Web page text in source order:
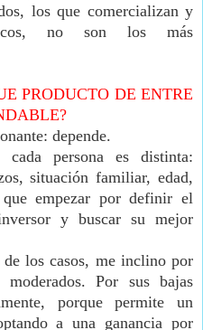
los que comercializan y
no son los más
PRODUCTO DE ENTRE
depende.
persona es distinta:
situación familiar, edad,
empezar por definir el
y buscar su mejor
los casos, me inclino por
Por sus bajas
porque permite un
a una ganancia por